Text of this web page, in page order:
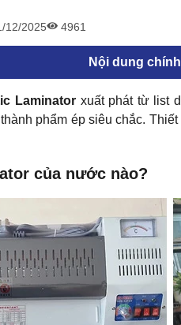
12/2025 4961
Nội dung chính
Laminator xuất phát từ list
phẩm ép siêu chắc.
của nước nào?